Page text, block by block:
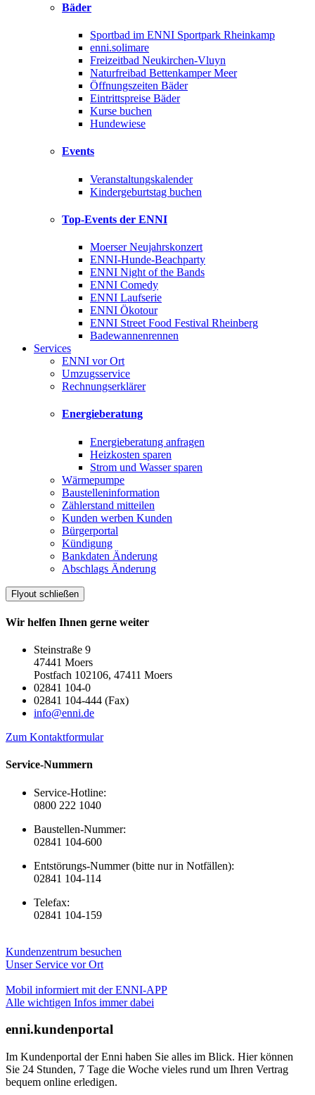
Bäder
Sportbad im ENNI Sportpark Rheinkamp
enni.solimare
Freizeitbad Neukirchen-Vluyn
Naturfreibad Bettenkamper Meer
Öffnungszeiten Bäder
Eintrittspreise Bäder
Kurse buchen
Hundewiese
Events
Veranstaltungskalender
Kindergeburtstag buchen
Top-Events der ENNI
Moerser Neujahrskonzert
ENNI-Hunde-Beachparty
ENNI Night of the Bands
ENNI Comedy
ENNI Laufserie
ENNI Ökotour
ENNI Street Food Festival Rheinberg
Badewannenrennen
Services
ENNI vor Ort
Umzugsservice
Rechnungserklärer
Energieberatung
Energieberatung anfragen
Heizkosten sparen
Strom und Wasser sparen
Wärmepumpe
Baustelleninformation
Zählerstand mitteilen
Kunden werben Kunden
Bürgerportal
Kündigung
Bankdaten Änderung
Abschlags Änderung
Flyout schließen
Wir helfen Ihnen gerne weiter
Steinstraße 9
47441 Moers
Postfach 102106, 47411 Moers
02841 104-0
02841 104-444 (Fax)
info@enni.de
Zum Kontaktformular
Service-Nummern
Service-Hotline:
0800 222 1040
Baustellen-Nummer:
02841 104-600
Entstörungs-Nummer (bitte nur in Notfällen):
02841 104-114
Telefax:
02841 104-159
Kundenzentrum besuchen
Unser Service vor Ort
Mobil informiert mit der ENNI-APP
Alle wichtigen Infos immer dabei
enni.kundenportal
Im Kundenportal der Enni haben Sie alles im Blick. Hier können
Sie 24 Stunden, 7 Tage die Woche vieles rund um Ihren Vertrag
bequem online erledigen.